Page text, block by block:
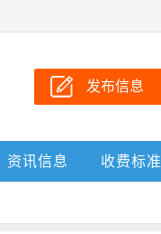
发布信息
资讯信息 收费标准